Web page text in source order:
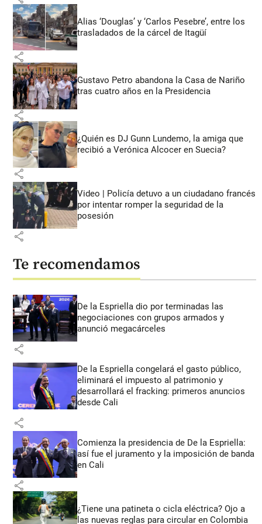
Alias ‘Douglas’ y ‘Carlos Pesebre’, entre los
trasladados de la cárcel de Itagüí
share
Gustavo Petro abandona la Casa de Nariño
tras cuatro años en la Presidencia
share
¿Quién es DJ Gunn Lundemo, la amiga que
recibió a Verónica Alcocer en Suecia?
share
Video | Policía detuvo a un ciudadano francés
por intentar romper la seguridad de la
posesión
share
Te recomendamos
De la Espriella dio por terminadas las
negociaciones con grupos armados y
anunció megacárceles
share
De la Espriella congelará el gasto público,
eliminará el impuesto al patrimonio y
desarrollará el fracking: primeros anuncios
desde Cali
share
Comienza la presidencia de De la Espriella:
así fue el juramento y la imposición de banda
en Cali
share
¿Tiene una patineta o cicla eléctrica? Ojo a
las nuevas reglas para circular en Colombia